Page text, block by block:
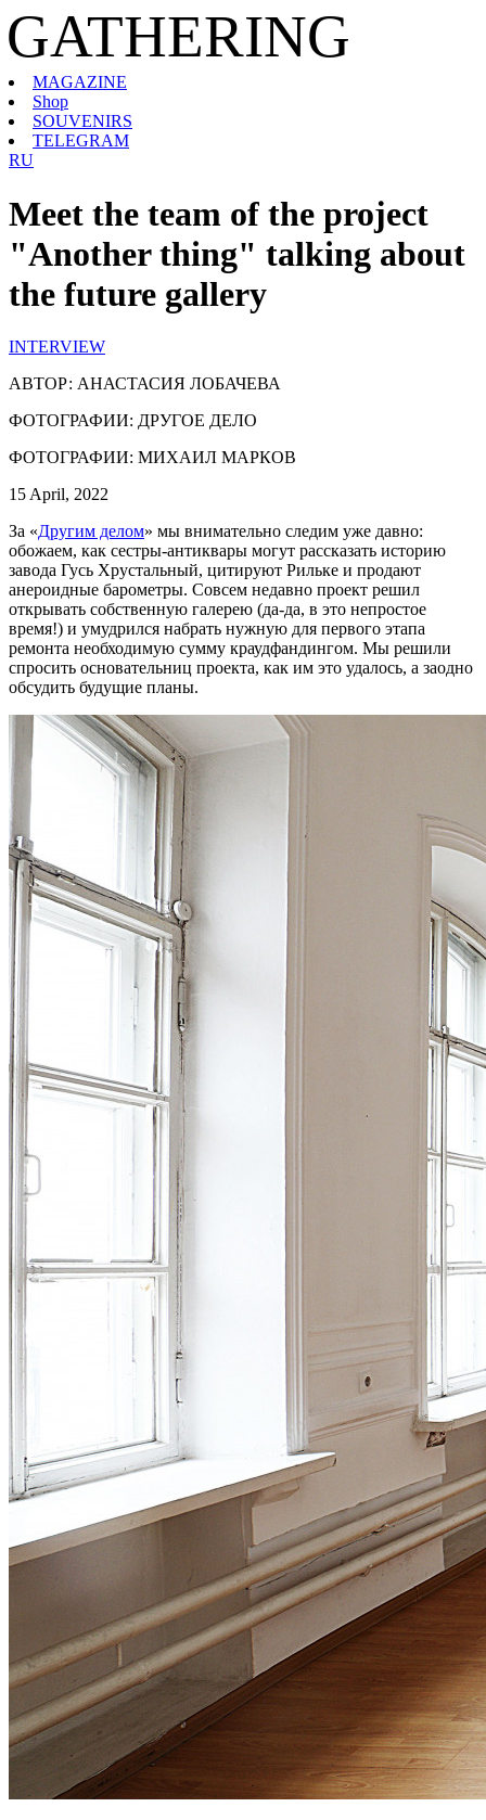
GATHERING
MAGAZINE
Shop
SOUVENIRS
TELEGRAM
RU
Meet the team of the project
"Another thing" talking about
the future gallery
INTERVIEW
АВТОР: АНАСТАСИЯ ЛОБАЧЕВА
ФОТОГРАФИИ: ДРУГОЕ ДЕЛО
ФОТОГРАФИИ: МИХАИЛ МАРКОВ
15 April, 2022
За «Другим делом» мы внимательно следим уже давно:
обожаем, как сестры-антиквары могут рассказать историю
завода Гусь Хрустальный, цитируют Рильке и продают
анероидные барометры. Совсем недавно проект решил
открывать собственную галерею (да-да, в это непростое
время!) и умудрился набрать нужную для первого этапа
ремонта необходимую сумму краудфандингом. Мы решили
спросить основательниц проекта, как им это удалось, а заодно
обсудить будущие планы.